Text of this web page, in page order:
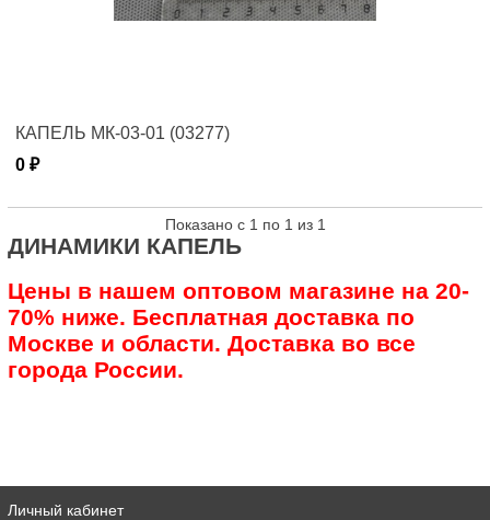
КАПЕЛЬ МК-03-01 (03277)
0 ₽
Показано с 1 по 1 из 1
ДИНАМИКИ КАПЕЛЬ
Цены в нашем оптовом магазине на 20-
70% ниже. Бесплатная доставка по
Москве и области. Доставка во все
города России.
Личный кабинет